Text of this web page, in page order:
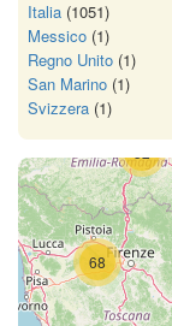
Italia (1051)
Messico (1)
Regno Unito (1)
San Marino (1)
Svizzera (1)
68